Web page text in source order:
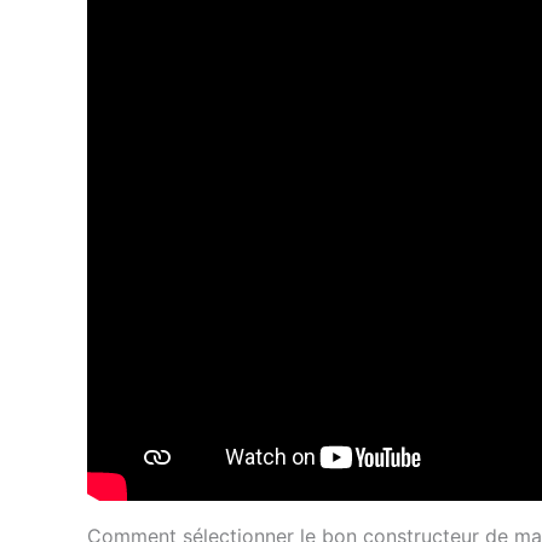
Comment sélectionner le bon constructeur de